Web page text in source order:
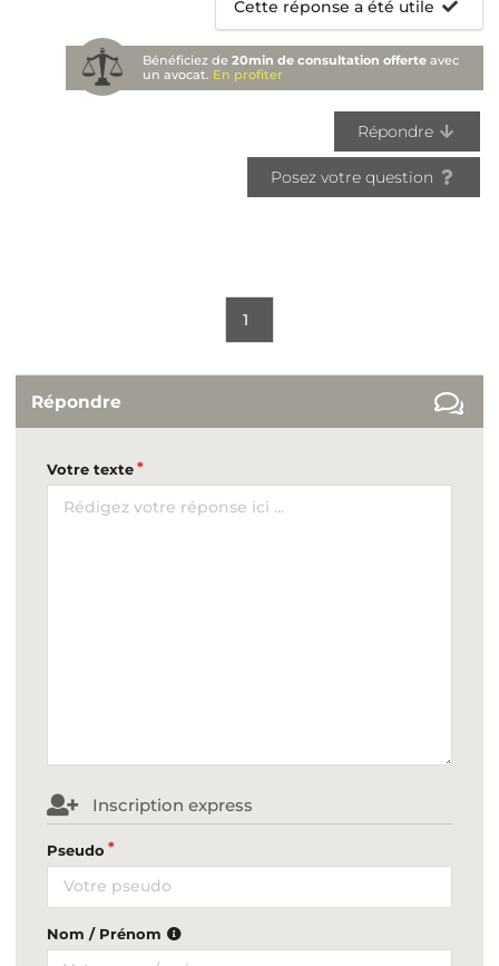
Cette réponse a été utile
Bénéficiez de20min de consultation offerte avec
un avocat. En profiter
Répondre
Posez votre question
1
Répondre
Votre texte
Inscription express
Pseudo
Nom / Prénom